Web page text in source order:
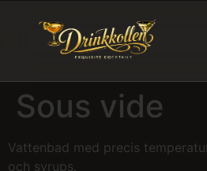
Sous vide
Vattenbad med precis
och syrups.